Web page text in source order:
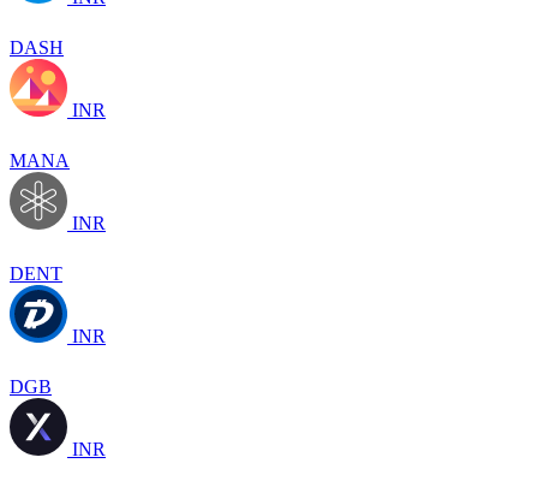
DASH
INR
MANA
INR
DENT
INR
DGB
INR